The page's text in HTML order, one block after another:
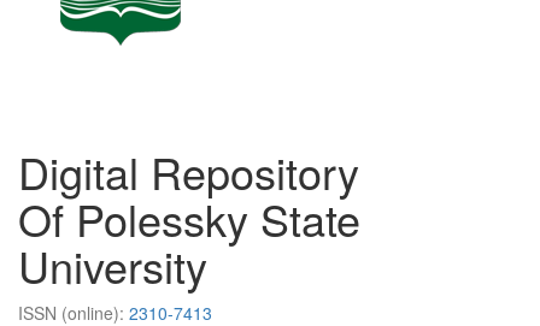
Digital Repository
Of Polessky State
University
ISSN (online): 2310-7413